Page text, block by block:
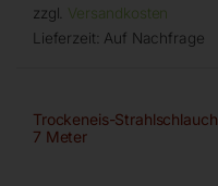
zzgl. Versandkosten
Lieferzeit: Auf Nachfrage
Trockeneis-Strahlschlauch
7 Meter